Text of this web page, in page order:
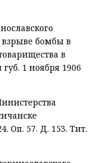
бомбы в
в
1 ноября 1906
Оп. 57. Д. 153. Тит.